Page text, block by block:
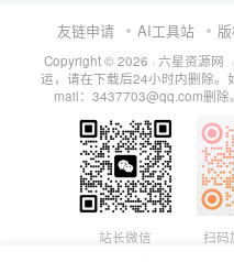
友链申请 AI工具站
Copyright © 2026 · 六星资源网
运，请在下载后24小时内删除
mail：3437703@qq.com删除
站长微信 扫码